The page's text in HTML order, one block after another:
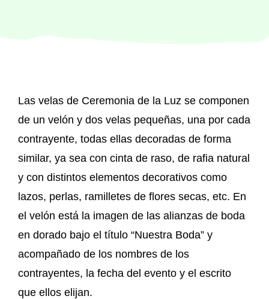
Contacto
Las velas de Ceremonia de la Luz se componen
de un velón y dos velas pequeñas, una por cada
contrayente, todas ellas decoradas de forma
similar, ya sea con cinta de raso, de rafia natural
y con distintos elementos decorativos como
lazos, perlas, ramilletes de flores secas, etc. En
el velón está la imagen de las alianzas de boda
en dorado bajo el título “Nuestra Boda” y
acompañado de los nombres de los
contrayentes, la fecha del evento y el escrito
que ellos elijan.